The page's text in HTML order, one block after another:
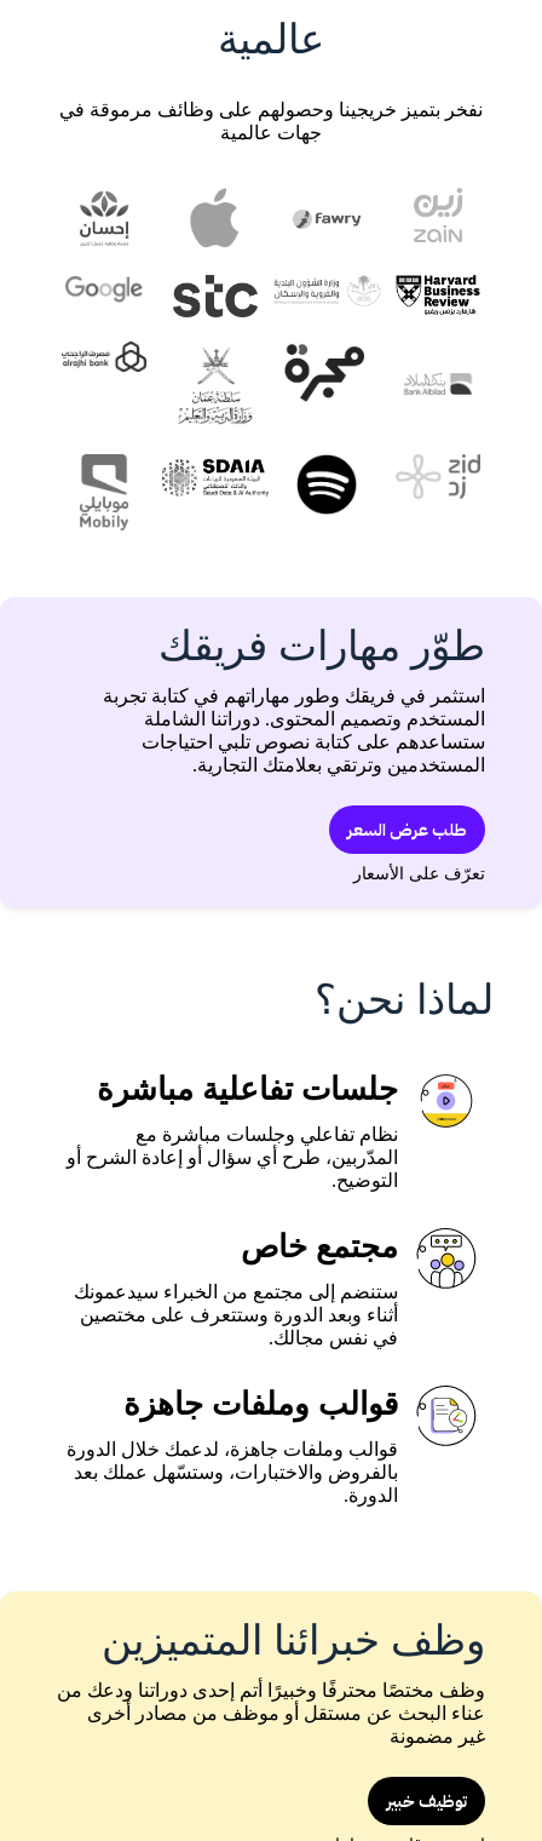
عالمية
نفخر بتميز خريجينا وحصولهم على وظائف مرموقة في
جهات عالمية
طوّر مهارات فريقك
استثمر في فريقك وطور مهاراتهم في كتابة تجربة
المستخدم وتصميم المحتوى. دوراتنا الشاملة
ستساعدهم على كتابة نصوص تلبي احتياجات
المستخدمين وترتقي بعلامتك التجارية.
طلب عرض السعر
تعرّف على الأسعار
لماذا نحن؟
جلسات تفاعلية مباشرة
نظام تفاعلي وجلسات مباشرة مع
المدّربين، طرح أي سؤال أو إعادة الشرح أو
التوضيح.
مجتمع خاص
ستنضم إلى مجتمع من الخبراء سيدعمونك
أثناء وبعد الدورة وستتعرف على مختصين
في نفس مجالك.
قوالب وملفات جاهزة
قوالب وملفات جاهزة، لدعمك خلال الدورة
بالفروض والاختبارات، وستسّهل عملك بعد
الدورة.
وظف خبرائنا المتميزين
وظف مختصًا محترفًا وخبيرًا أتم إحدى دوراتنا ودعك من
عناء البحث عن مستقل أو موظف من مصادر أخرى
غير مضمونة
توظيف خبير